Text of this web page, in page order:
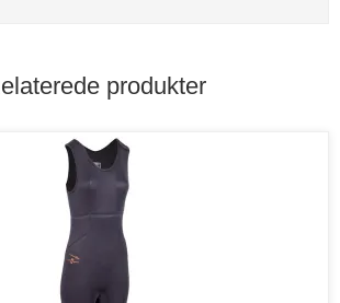
produkter